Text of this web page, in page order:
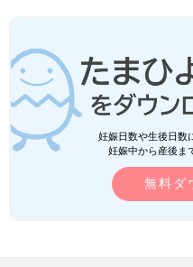
妊娠日数や生後日数
妊娠中から産後ま
無料ダ